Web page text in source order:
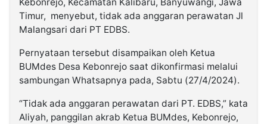
Timur, menyebut, tidak ada anggaran perawatan Jl
Malangsari dari PT EDBS.
Pernyataan tersebut disampaikan oleh Ketua
BUMdes Desa Kebonrejo saat dikonfirmasi melalui
sambungan Whatsapnya pada, Sabtu (27/4/2024).
“Tidak ada anggaran perawatan dari PT. EDBS,” kata
Aliyah, panggilan akrab Ketua BUMdes, Kebonrejo,